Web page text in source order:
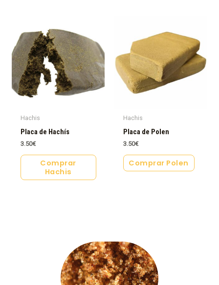
Hachis
Placa de Hachís
3.50€
Comprar
Hachis
Hachis
Placa de Polen
3.50€
Comprar Polen